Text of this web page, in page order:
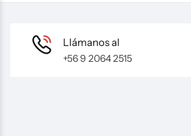
Llámanos al
+56 9 2064 2515